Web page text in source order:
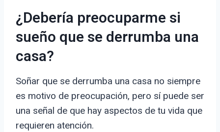
¿Debería preocuparme si
sueño que se derrumba una
casa?
Soñar que se derrumba una casa no siempre
es motivo de preocupación, pero sí puede ser
una señal de que hay aspectos de tu vida que
requieren atención.